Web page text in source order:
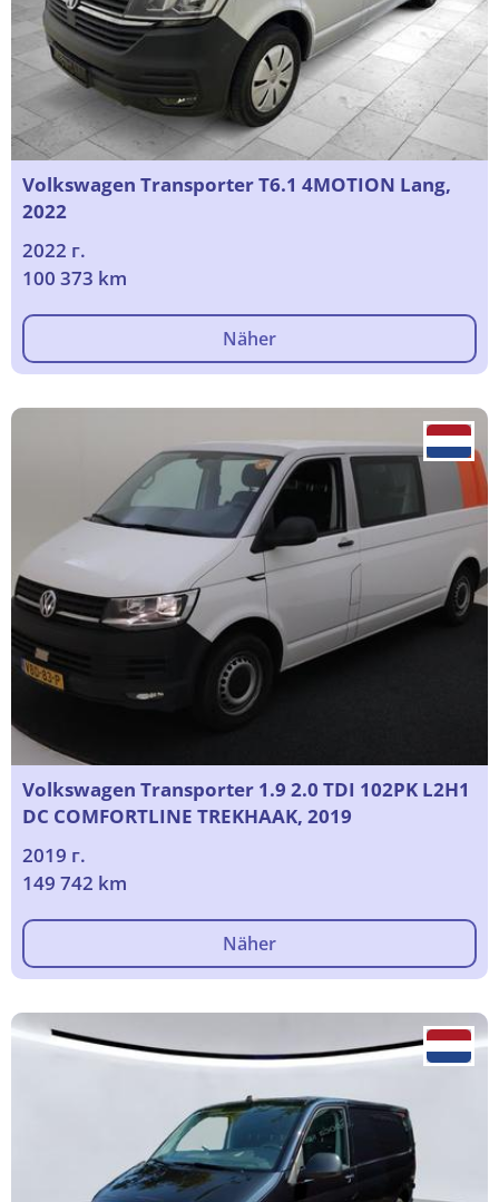
Volkswagen Transporter T6.1 4MOTION Lang,
2022
2022 г.
100 373 km
Näher
Volkswagen Transporter 1.9 2.0 TDI 102PK L2H1
DC COMFORTLINE TREKHAAK, 2019
2019 г.
149 742 km
Näher